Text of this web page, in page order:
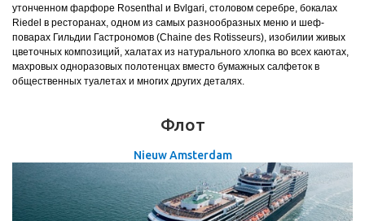
утонченном фарфоре Rosenthal и Bvlgari, столовом серебре, бокалах
Riedel в ресторанах, одном из самых разнообразных меню и шеф-
поварах Гильдии Гастрономов (Chaine des Rotisseurs), изобилии живых
цветочных композиций, халатах из натурального хлопка во всех каютах,
махровых одноразовых полотенцах вместо бумажных салфеток в
общественных туалетах и многих других деталях.
Флот
Nieuw Amsterdam